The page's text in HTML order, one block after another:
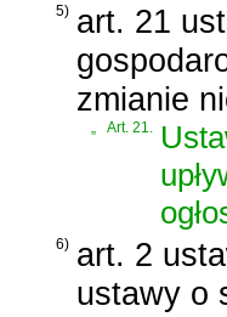
5) art. 21
zmianie
Art. 21.
6) art. 2
ustawy o